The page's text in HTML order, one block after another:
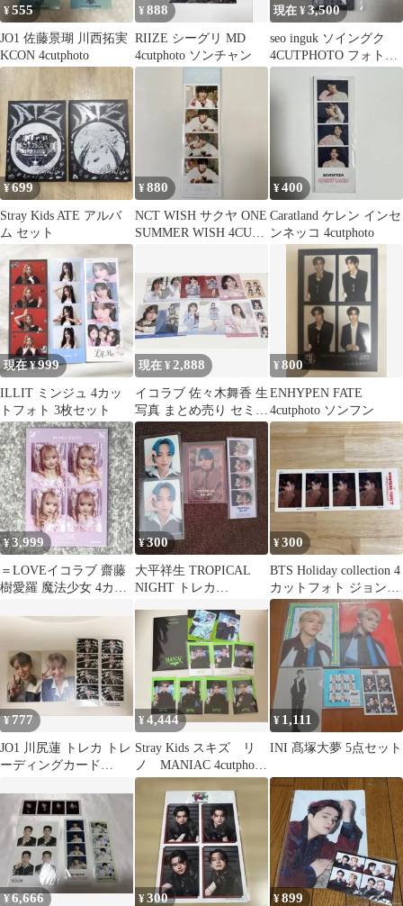
¥555
JO1 佐藤景瑚 川西拓実
KCON 4cutphoto
¥888
RIIZE シーグリ MD
4cutphoto ソンチャン
現在 ¥3,500
seo inguk ソイングク
4CUTPHOTO フォトキ
ーホルダー
¥699
Stray Kids ATE アルバ
ム セット
¥880
NCT WISH サクヤ ONE
SUMMER WISH 4CUT
¥400
Caratland ケレン インセ
ンネッコ 4cutphoto
現在 ¥999
ILLIT ミンジュ 4カッ
トフォト 3枚セット
現在 ¥ 2,888
イコラブ 佐々木舞香 生
写真 まとめ売り セミコ
ンプ 4cut IDフォト
¥800
ENHYPEN FATE
4cutphoto ソンフン
¥3,999
＝LOVEイコラブ 齋藤
樹愛羅 魔法少女 4カッ
¥300
大平祥生 TROPICAL
NIGHT トレカ
¥300
BTS Holiday collection 4
カットフォト ジョング
ク
¥777
JO1 川尻蓮 トレカ トレ
ーディングカード
¥4,444
Stray Kids スキズ リ
ノ MANIAC 4cutphoto
ポラ 等
¥ 1,111
INI 髙塚大夢 5点セット
¥6,666 ¥300 ¥899